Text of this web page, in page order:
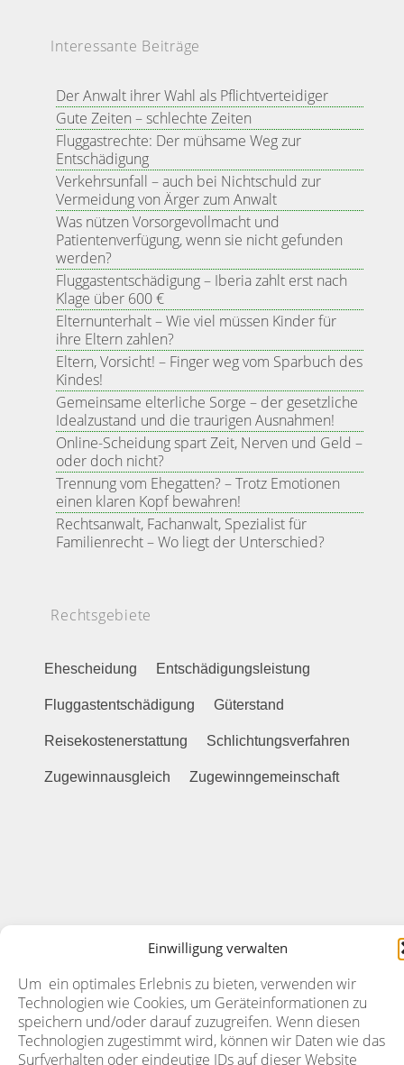
Einwilligung verwalten
Um ein optimales Erlebnis zu bieten, verwenden wir
Technologien wie Cookies, um Geräteinformationen zu
speichern und/oder darauf zuzugreifen. Wenn diesen
Technologien zugestimmt wird, können wir Daten wie das
Surfverhalten oder eindeutige IDs auf dieser Website
Interessante Beiträge
Der Anwalt ihrer Wahl als Pflichtverteidiger
Gute Zeiten – schlechte Zeiten
Fluggastrechte: Der mühsame Weg zur
Entschädigung
Verkehrsunfall – auch bei Nichtschuld zur
Vermeidung von Ärger zum Anwalt
Was nützen Vorsorgevollmacht und
Patientenverfügung, wenn sie nicht gefunden
werden?
Fluggastentschädigung – Iberia zahlt erst nach
Klage über 600 €
Elternunterhalt – Wie viel müssen Kinder für
ihre Eltern zahlen?
Eltern, Vorsicht! – Finger weg vom Sparbuch des
Kindes!
Gemeinsame elterliche Sorge – der gesetzliche
Idealzustand und die traurigen Ausnahmen!
Online-Scheidung spart Zeit, Nerven und Geld –
oder doch nicht?
Trennung vom Ehegatten? – Trotz Emotionen
einen klaren Kopf bewahren!
Rechtsanwalt, Fachanwalt, Spezialist für
Familienrecht – Wo liegt der Unterschied?
Rechtsgebiete
Ehescheidung Entschädigungsleistung
Fluggastentschädigung Güterstand
Reisekostenerstattung Schlichtungsverfahren
Zugewinnausgleich Zugewinngemeinschaft